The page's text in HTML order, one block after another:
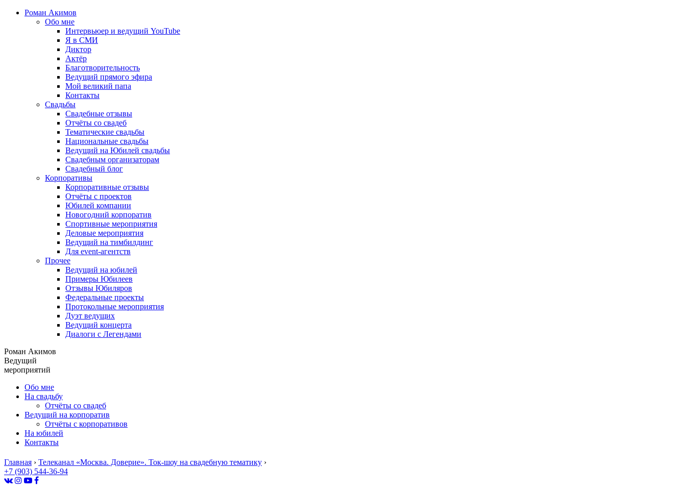
Роман Акимов
Обо мне
Интервьюер и ведущий YouTube
Я в СМИ
Диктор
Актёр
Благотворительность
Ведущий прямого эфира
Мой великий папа
Контакты
Свадьбы
Свадебные отзывы
Отчёты со свадеб
Тематические свадьбы
Национальные свадьбы
Ведущий на Юбилей свадьбы
Свадебным организаторам
Свадебный блог
Корпоративы
Корпоративные отзывы
Отчёты с проектов
Юбилей компании
Новогодний корпоратив
Спортивные мероприятия
Деловые мероприятия
Ведущий на тимбилдинг
Для event-агентств
Прочее
Ведущий на юбилей
Примеры Юбилеев
Отзывы Юбиляров
Федеральные проекты
Протокольные мероприятия
Дуэт ведущих
Ведущий концерта
Диалоги с Легендами
Роман Акимов
Ведущий
мероприятий
Обо мне
На свадьбу
Отчёты со свадеб
Ведущий на корпоратив
Отчёты с корпоративов
На юбилей
Контакты
Главная › Телеканал «Москва. Доверие». Ток-шоу на свадебную тематику ›
+7 (903) 544-36-94